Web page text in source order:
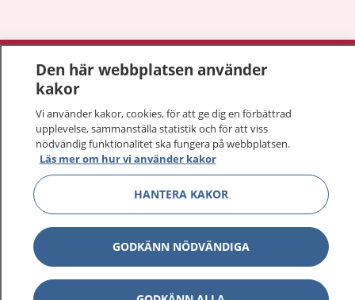
1177 på flera språk
Kontakt
Behandling av personuppgifter
Hantering av kakor
Inställningar för kakor
Den här webbplatsen använder
kakor
Vi använder kakor, cookies, för att ge dig en förbättrad
upplevelse, sammanställa statistik och för att viss
nödvändig funktionalitet ska fungera på webbplatsen.
Läs mer om hur vi använder kakor
HANTERA KAKOR
GODKÄNN NÖDVÄNDIGA